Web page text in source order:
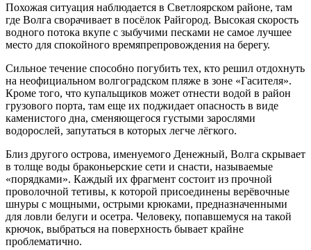
Похожая ситуация наблюдается в Светлоярском районе, там
где Волга сворачивает в посёлок Райгород. Высокая скорость
водного потока вкупе с зыбучими песками не самое лучшее
место для спокойного времяпрепровождения на берегу.
Сильное течение способно погубить тех, кто решил отдохнуть
на неофициальном волгоградском пляже в зоне «Гасителя».
Кроме того, что купальщиков может отнести водой в район
грузового порта, там еще их поджидает опасность в виде
каменистого дна, сменяющегося густыми зарослями
водорослей, запутаться в которых легче лёгкого.
Близ другого острова, именуемого Денежный, Волга скрывает
в толще воды браконьерские сети и снасти, называемые
«порядками». Каждый их фрагмент состоит из прочной
проволочной тетивы, к которой присоединены верёвочные
шнуры с мощными, острыми крюками, предназначенными
для ловли белуги и осетра. Человеку, попавшемуся на такой
крючок, выбраться на поверхность бывает крайне
проблематично.